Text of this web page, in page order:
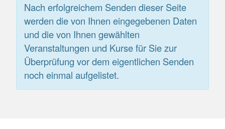
Nach erfolgreichem Senden dieser Seite
werden die von Ihnen eingegebenen Daten
und die von Ihnen gewählten
Veranstaltungen und Kurse für Sie zur
Überprüfung vor dem eigentlichen Senden
noch einmal aufgelistet.